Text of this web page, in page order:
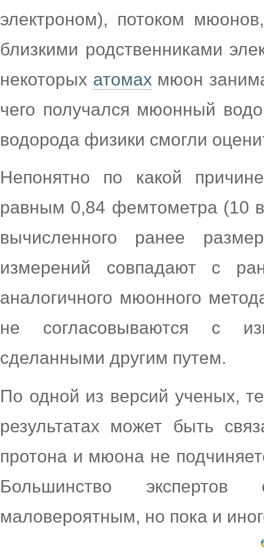
электроном), потоком
близкими родственниками
некоторых атомах мюон
чего получался мюонный
водорода физики смогли
Непонятно по какой
равным 0,84 фемтометра (10
вычисленного ранее
измерений совпадают с
аналогичного мюонного
не согласовываются с
сделанными другим путем.
По одной из версий ученых,
результатах может быть
протона и мюона не
Большинство экспертов
маловероятным, но пока и